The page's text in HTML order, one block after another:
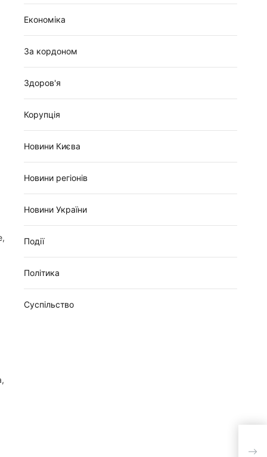
Економіка
За кордоном
Здоров'я
Корупція
Новини Києва
Новини регіонів
Новини України
Події
Політика
Суспільство